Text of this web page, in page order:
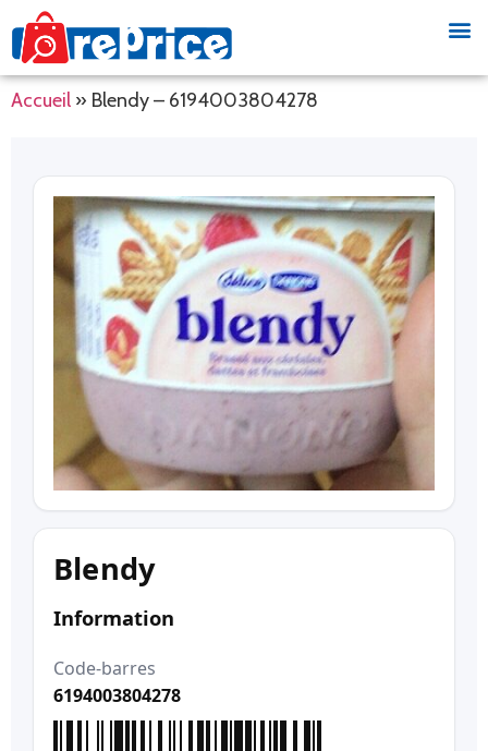
Accueil » Blendy – 6194003804278
Blendy
Information
Code-barres
6194003804278